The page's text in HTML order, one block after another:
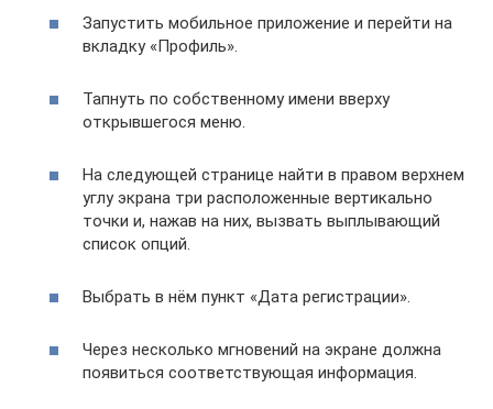
Запустить мобильное приложение и перейти на
вкладку «Профиль».
Тапнуть по собственному имени вверху
открывшегося меню.
На следующей странице найти в правом верхнем
углу экрана три расположенные вертикально
точки и, нажав на них, вызвать выплывающий
список опций.
Выбрать в нём пункт «Дата регистрации».
Через несколько мгновений на экране должна
появиться соответствующая информация.